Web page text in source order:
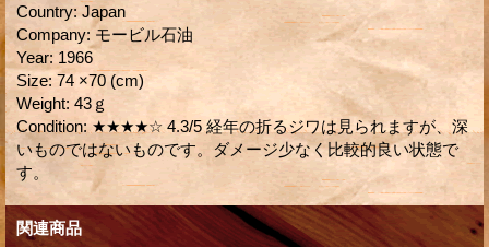
Country: Japan
Company: モービル石油
Year: 1966
Size: 74 ×70 (cm)
Weight: 43ｇ
Condition: ★★★★☆ 4.3/5 経年の折るジワは見られますが、深
いものではないものです。ダメージ少なく比較的良い状態で
す。
関連商品